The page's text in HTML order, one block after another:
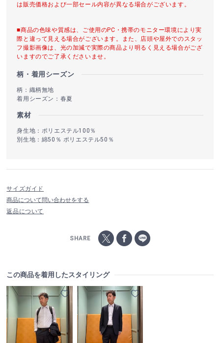
は販売価格および一部セール内容が異なる場合がございます。
■商品の色味や質感は、ご使用のPC・携帯のモニター環境により実
際と違って見える場合がございます。また、店頭や屋外でのスタッ
フ撮影画像は、光の加減で実際の商品より明るく見える場合がござ
いますのでご了承くださいませ。
柄・着用シーズン
柄：織柄無地
着用シーズン：春夏
素材
身生地：ポリエステル100％
別生地：綿50％ ポリエステル50％
サイズガイド
商品について問い合わせをする
返品について
SHARE
この商品を着用したスタイリング